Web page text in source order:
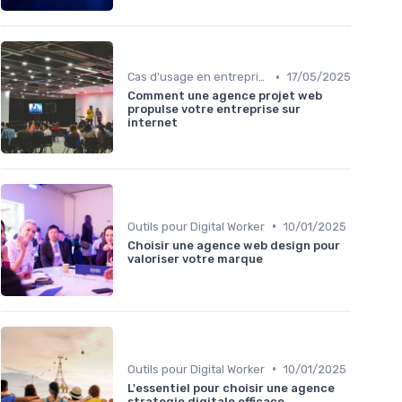
Cas d'usage en entreprise • 17/05/2025
Comment une agence projet web
propulse votre entreprise sur
internet
Outils pour Digital Worker • 10/01/2025
Choisir une agence web design pour
valoriser votre marque
Outils pour Digital Worker • 10/01/2025
L'essentiel pour choisir une agence